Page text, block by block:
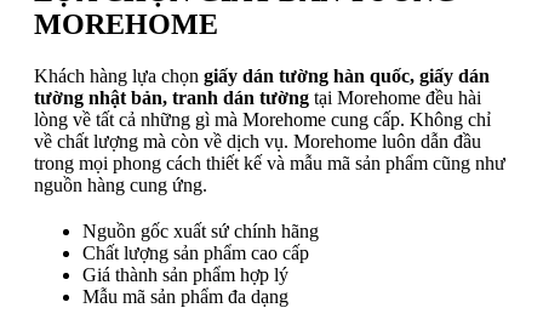
MOREHOME
Khách hàng lựa chọn giấy dán tường hàn quốc, giấy dán
tường nhật bản, tranh dán tường tại Morehome đều hài
lòng về tất cả những gì mà Morehome cung cấp. Không chỉ
về chất lượng mà còn về dịch vụ. Morehome luôn dẫn đầu
trong mọi phong cách thiết kế và mẫu mã sản phẩm cũng như
nguồn hàng cung ứng.
Nguồn gốc xuất sứ chính hãng
Chất lượng sản phẩm cao cấp
Giá thành sản phẩm hợp lý
Mẫu mã sản phẩm đa dạng